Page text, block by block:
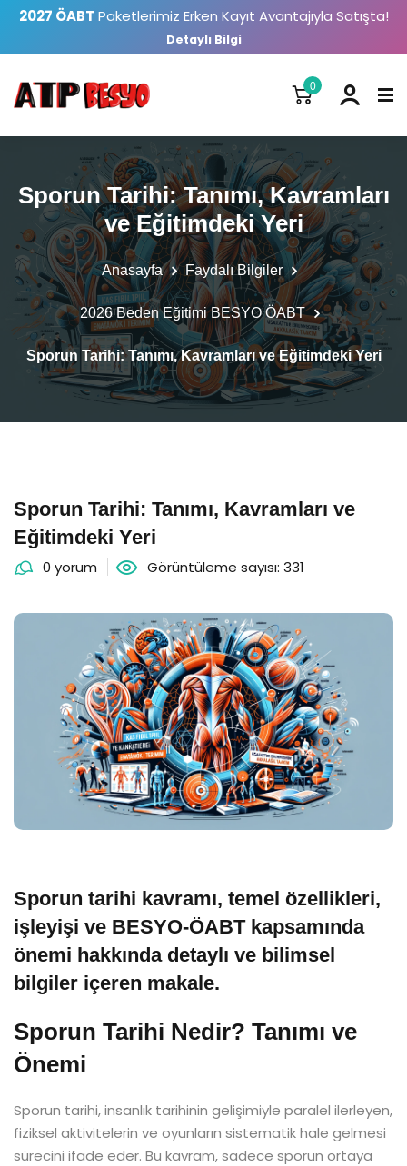
2027 ÖABT Paketlerimiz Erken Kayıt Avantajıyla Satışta!
Detaylı Bilgi
0
Sporun Tarihi: Tanımı, Kavramları
ve Eğitimdeki Yeri
Anasayfa Faydalı Bilgiler
2026 Beden Eğitimi BESYO ÖABT
Sporun Tarihi: Tanımı, Kavramları ve Eğitimdeki Yeri
Sporun Tarihi: Tanımı, Kavramları ve
Eğitimdeki Yeri
0 yorum Görüntüleme sayısı: 331
Sporun tarihi kavramı, temel özellikleri,
işleyişi ve BESYO-ÖABT kapsamında
önemi hakkında detaylı ve bilimsel
bilgiler içeren makale.
Sporun Tarihi Nedir? Tanımı ve
Önemi
Sporun tarihi, insanlık tarihinin gelişimiyle paralel ilerleyen,
fiziksel aktivitelerin ve oyunların sistematik hale gelmesi
sürecini ifade eder. Bu kavram, sadece sporun ortaya